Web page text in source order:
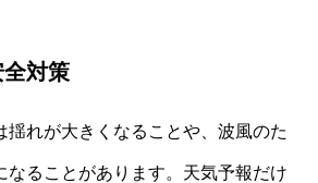
対策
揺れが大きくなることや、波風のた
なることがあります。天気予報だけ